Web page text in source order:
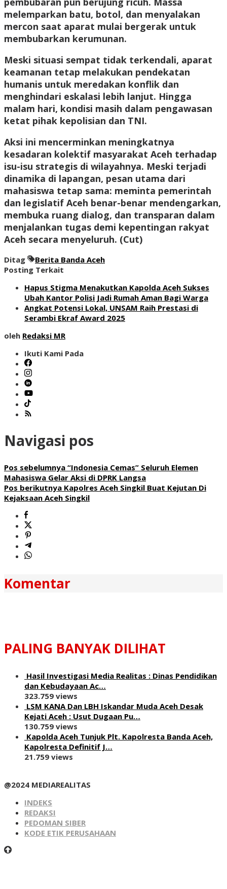
melemparkan batu, botol, dan menyalakan
mercon saat aparat mulai bergerak untuk
membubarkan kerumunan.
Meski situasi sempat tidak terkendali, aparat
keamanan tetap melakukan pendekatan
humanis untuk meredakan konflik dan
menghindari eskalasi lebih lanjut. Hingga
malam hari, kondisi masih dalam pengawasan
ketat pihak kepolisian dan TNI.
Aksi ini mencerminkan meningkatnya
kesadaran kolektif masyarakat Aceh terhadap
isu-isu strategis di wilayahnya. Meski terjadi
dinamika di lapangan, pesan utama dari
mahasiswa tetap sama: meminta pemerintah
dan legislatif Aceh benar-benar mendengarkan,
membuka ruang dialog, dan transparan dalam
menjalankan tugas demi kepentingan rakyat
Aceh secara menyeluruh. (Cut)
Ditag
Berita Banda Aceh
Posting Terkait
Hapus Stigma Menakutkan Kapolda Aceh Sukses
Ubah Kantor Polisi Jadi Rumah Aman Bagi Warga
Angkat Potensi Lokal, UNSAM Raih Prestasi di
Serambi Ekraf Award 2025
oleh Redaksi MR
Ikuti Kami Pada
Navigasi pos
Pos sebelumnya “Indonesia Cemas” Seluruh Elemen
Mahasiswa Gelar Aksi di DPRK Langsa
Pos berikutnya Kapolres Aceh Singkil Buat Kejutan Di
Kejaksaan Aceh Singkil
Komentar
PALING BANYAK DILIHAT
Hasil Investigasi Media Realitas : ‎Dinas Pendidikan
dan Kebudayaan Ac…
323.759 views
LSM KANA Dan LBH Iskandar Muda Aceh Desak
Kejati Aceh : Usut Dugaan Pu…
130.759 views
Kapolda Aceh Tunjuk Plt. Kapolresta Banda Aceh,
Kapolresta Definitif J…
21.759 views
@2024 MEDIAREALITAS
INDEKS
REDAKSI
PEDOMAN SIBER
KODE ETIK PERUSAHAAN